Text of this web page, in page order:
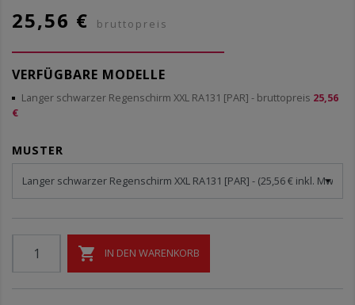
25,56 € bruttopreis
VERFÜGBARE MODELLE
Langer schwarzer Regenschirm XXL RA131 [PAR] - bruttopreis 25,56
€
MUSTER
 IN DEN WARENKORB